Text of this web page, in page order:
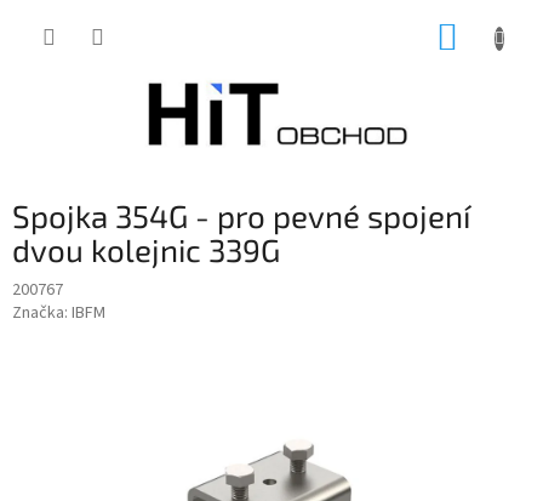
Spojka 354G - pro pevné spojení
dvou kolejnic 339G
200767
Značka: IBFM